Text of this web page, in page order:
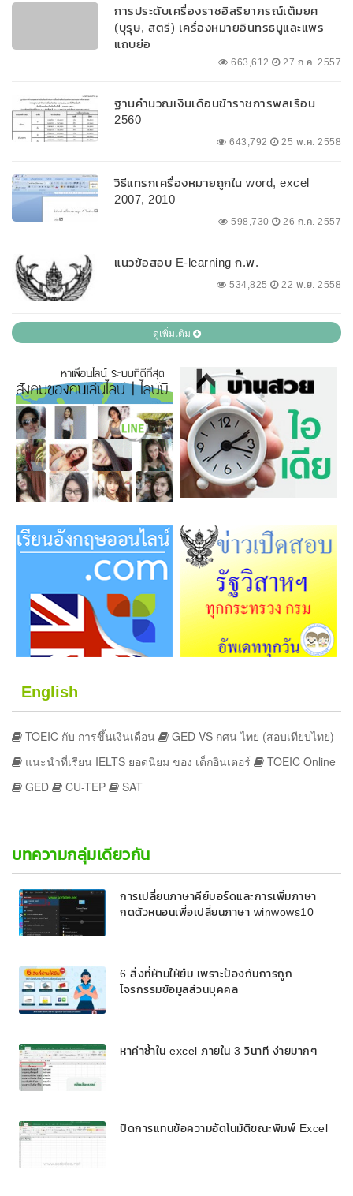
การประดับเครื่องราชอิสริยาภรณ์เต็มยศ
(บุรุษ, สตรี) เครื่องหมายอินทรธนูและแพร
แถบย่อ
663,612 27 ก.ค. 2557
ฐานคำนวณเงินเดือนข้าราชการพลเรือน
2560
643,792 25 พ.ค. 2558
วิธีแทรกเครื่องหมายถูกใน word, excel
2007, 2010
598,730 26 ก.ค. 2557
แนวข้อสอบ E-learning ก.พ.
534,825 22 พ.ย. 2558
ดูเพิ่มเติม
English
TOEIC กับ การขึ้นเงินเดือน
GED VS กศน ไทย (สอบเทียบไทย)
แนะนำที่เรียน IELTS ยอดนิยม ของ เด็กอินเตอร์
TOEIC Online
GED
CU-TEP SAT
บทความกลุ่มเดียวกัน
การเปลี่ยนภาษาคีย์บอร์ดและการเพิ่มภาษา
กดตัวหนอนเพื่อเปลี่ยนภาษา winwows10
6 สิ่งที่ห้ามให้ยืม เพราะป้องกันการถูก
โจรกรรมข้อมูลส่วนบุคคล
หาค่าซ้ำใน excel ภายใน 3 วินาที ง่ายมากๆ
ปิดการแทนข้อความอัตโนมัติขณะพิมพ์ Excel